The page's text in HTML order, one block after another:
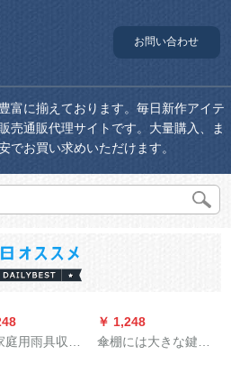
お問い合わせ
富に揃えております。毎日新作アイテ
売通販代理サイトです。大量購入、ま
でお買い求めいただけます。
庭用雨具収納
￥ 1,248
傘棚には大きな鍵が